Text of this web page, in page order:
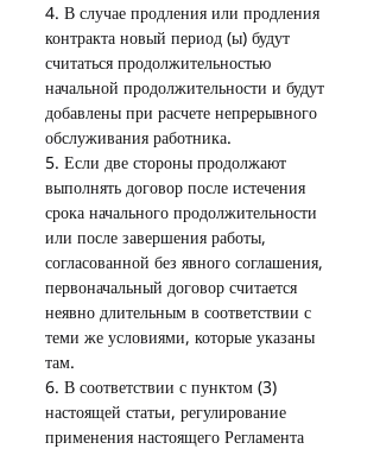
4. В случае продления или продления
контракта новый период (ы) будут
считаться продолжительностью
начальной продолжительности и будут
добавлены при расчете непрерывного
обслуживания работника.
5. Если две стороны продолжают
выполнять договор после истечения
срока начального продолжительности
или после завершения работы,
согласованной без явного соглашения,
первоначальный договор считается
неявно длительным в соответствии с
теми же условиями, которые указаны
там.
6. В соответствии с пунктом (3)
настоящей статьи, регулирование
применения настоящего Регламента